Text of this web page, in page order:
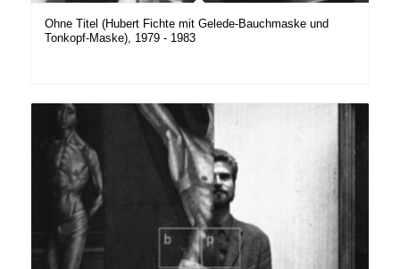
Ohne Titel (Hubert Fichte mit Gelede-Bauchmaske und
Tonkopf-Maske), 1979 - 1983